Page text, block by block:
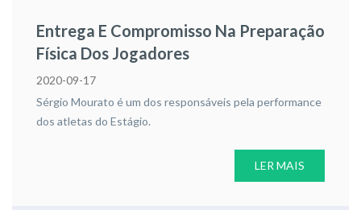
Entrega E Compromisso Na Preparação
Física Dos Jogadores
2020-09-17
Sérgio Mourato é um dos responsáveis pela performance
dos atletas do Estágio.
LER MAIS